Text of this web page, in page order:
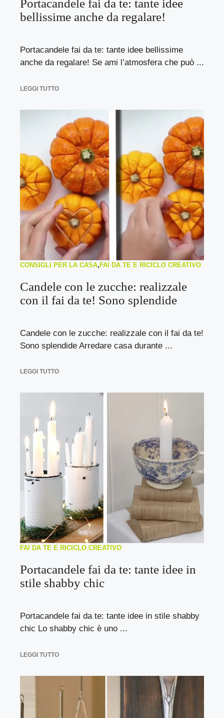
Portacandele fai da te: tante idee
bellissime anche da regalare!
Portacandele fai da te: tante idee bellissime
anche da regalare! Se ami l’atmosfera che può ...
LEGGI TUTTO
CONSIGLI PER LA CASA,FAI DA TE E RICICLO CREATIVO
Candele con le zucche: realizzale
con il fai da te! Sono splendide
Candele con le zucche: realizzale con il fai da te!
Sono splendide Arredare casa durante ...
LEGGI TUTTO
FAI DA TE E RICICLO CREATIVO
Portacandele fai da te: tante idee in
stile shabby chic
Portacandele fai da te: tante idee in stile shabby
chic Lo shabby chic è uno ...
LEGGI TUTTO